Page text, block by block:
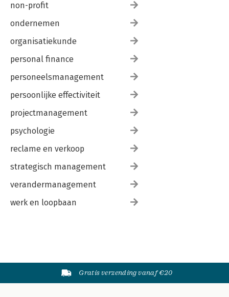
non-profit
ondernemen
organisatiekunde
personal finance
personeelsmanagement
persoonlijke effectiviteit
projectmanagement
psychologie
reclame en verkoop
strategisch management
verandermanagement
werk en loopbaan
Gratis verzending vanaf €20